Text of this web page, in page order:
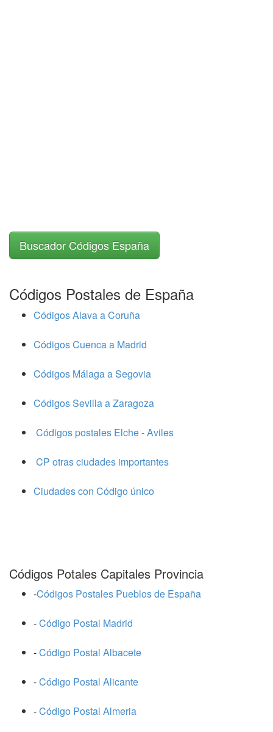
Buscador Códigos España
Códigos Postales de España
Códigos Alava a Coruña
Códigos Cuenca a Madrid
Códigos Málaga a Segovia
Códigos Sevilla a Zaragoza
Códigos postales Elche - Aviles
CP otras ciudades importantes
Ciudades con Código único
Códigos Potales Capitales Provincia
-Códigos Postales Pueblos de España
-Código Postal Madrid
-Código Postal Albacete
-Código Postal Alicante
-Código Postal Almeria